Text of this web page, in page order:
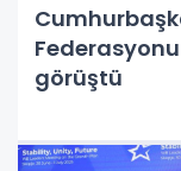
görüştü